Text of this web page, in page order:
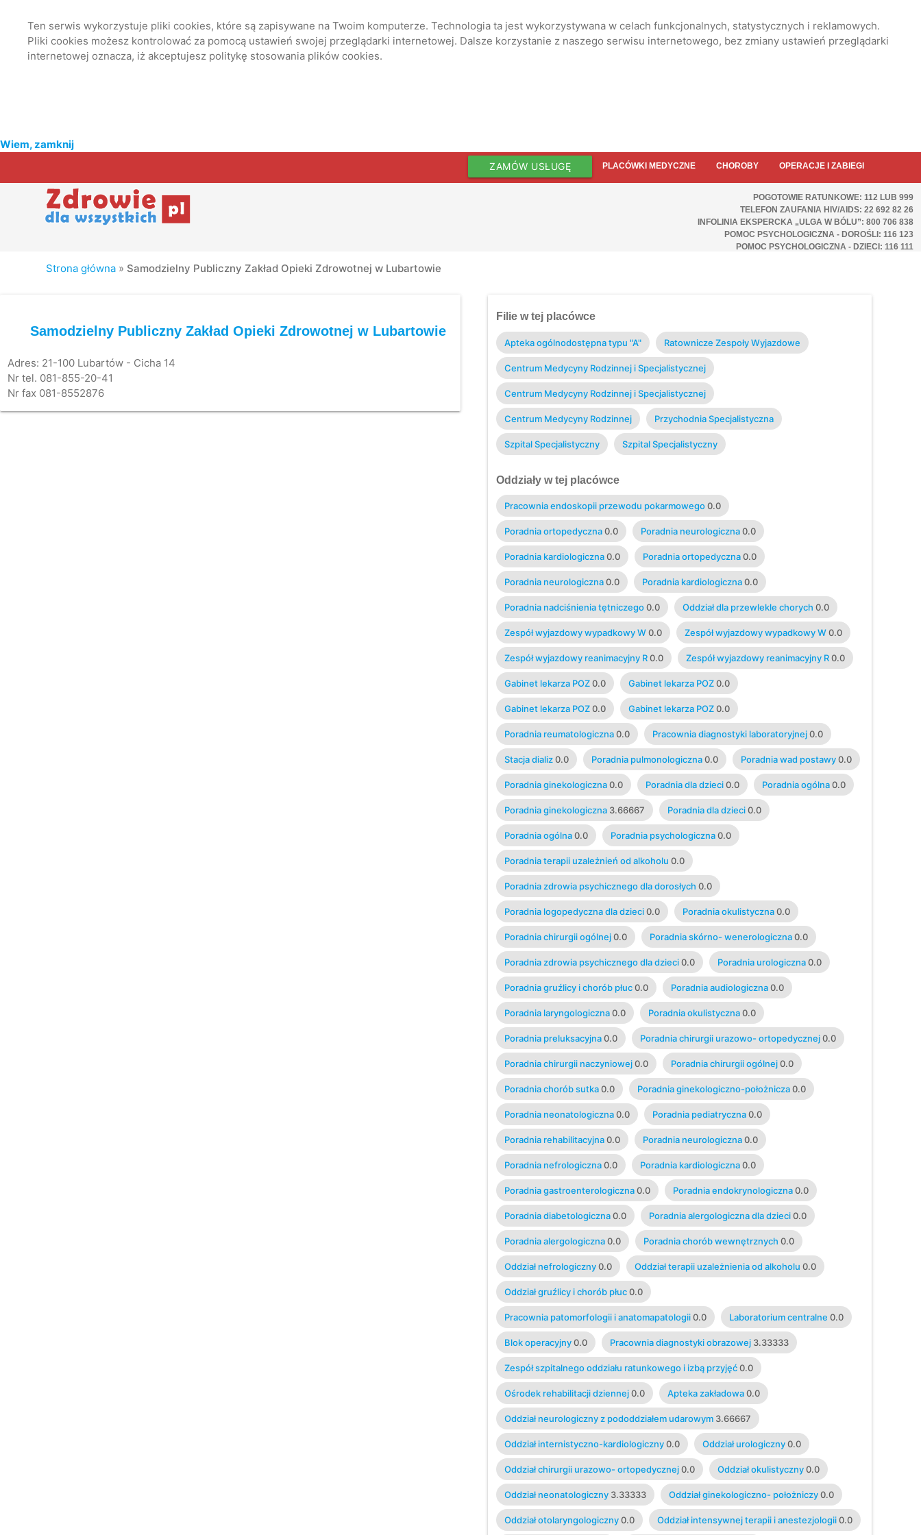
Ten serwis wykorzystuje pliki cookies, które są zapisywane na Twoim komputerze. Technologia ta jest wykorzystywana w celach funkcjonalnych, statystycznych i reklamowych.
Pliki cookies możesz kontrolować za pomocą ustawień swojej przeglądarki internetowej. Dalsze korzystanie z naszego serwisu internetowego, bez zmiany ustawień przeglądarki
internetowej oznacza, iż akceptujesz politykę stosowania plików cookies.
Wiem, zamknij
ZAMÓW USŁUGĘ PLACÓWKI MEDYCZNE CHOROBY OPERACJE I ZABIEGI
POGOTOWIE RATUNKOWE: 112 LUB 999
TELEFON ZAUFANIA HIV/AIDS: 22 692 82 26
INFOLINIA EKSPERCKA „ULGA W BÓLU”: 800 706 838
POMOC PSYCHOLOGICZNA - DOROŚLI: 116 123
POMOC PSYCHOLOGICZNA - DZIECI: 116 111
Strona główna » Samodzielny Publiczny Zakład Opieki Zdrowotnej w Lubartowie
Samodzielny Publiczny Zakład Opieki Zdrowotnej w Lubartowie
Adres: 21-100 Lubartów - Cicha 14
Nr tel. 081-855-20-41
Nr fax 081-8552876
Filie w tej placówce
Apteka ogólnodostępna typu "A" Ratownicze Zespoły Wyjazdowe
Centrum Medycyny Rodzinnej i Specjalistycznej
Centrum Medycyny Rodzinnej i Specjalistycznej
Centrum Medycyny Rodzinnej Przychodnia Specjalistyczna
Szpital Specjalistyczny Szpital Specjalistyczny
Oddziały w tej placówce
Pracownia endoskopii przewodu pokarmowego 0.0
Poradnia ortopedyczna 0.0 Poradnia neurologiczna 0.0
Poradnia kardiologiczna 0.0 Poradnia ortopedyczna 0.0
Poradnia neurologiczna 0.0 Poradnia kardiologiczna 0.0
Poradnia nadciśnienia tętniczego 0.0 Oddział dla przewlekle chorych 0.0
Zespół wyjazdowy wypadkowy W 0.0 Zespół wyjazdowy wypadkowy W 0.0
Zespół wyjazdowy reanimacyjny R 0.0 Zespół wyjazdowy reanimacyjny R 0.0
Gabinet lekarza POZ 0.0 Gabinet lekarza POZ 0.0
Gabinet lekarza POZ 0.0 Gabinet lekarza POZ 0.0
Poradnia reumatologiczna 0.0 Pracownia diagnostyki laboratoryjnej 0.0
Stacja dializ 0.0 Poradnia pulmonologiczna 0.0 Poradnia wad postawy 0.0
Poradnia ginekologiczna 0.0 Poradnia dla dzieci 0.0 Poradnia ogólna 0.0
Poradnia ginekologiczna 3.66667 Poradnia dla dzieci 0.0
Poradnia ogólna 0.0 Poradnia psychologiczna 0.0
Poradnia terapii uzależnień od alkoholu 0.0
Poradnia zdrowia psychicznego dla dorosłych 0.0
Poradnia logopedyczna dla dzieci 0.0 Poradnia okulistyczna 0.0
Poradnia chirurgii ogólnej 0.0 Poradnia skórno- wenerologiczna 0.0
Poradnia zdrowia psychicznego dla dzieci 0.0 Poradnia urologiczna 0.0
Poradnia gruźlicy i chorób płuc 0.0 Poradnia audiologiczna 0.0
Poradnia laryngologiczna 0.0 Poradnia okulistyczna 0.0
Poradnia preluksacyjna 0.0 Poradnia chirurgii urazowo- ortopedycznej 0.0
Poradnia chirurgii naczyniowej 0.0 Poradnia chirurgii ogólnej 0.0
Poradnia chorób sutka 0.0 Poradnia ginekologiczno-położnicza 0.0
Poradnia neonatologiczna 0.0 Poradnia pediatryczna 0.0
Poradnia rehabilitacyjna 0.0 Poradnia neurologiczna 0.0
Poradnia nefrologiczna 0.0 Poradnia kardiologiczna 0.0
Poradnia gastroenterologiczna 0.0 Poradnia endokrynologiczna 0.0
Poradnia diabetologiczna 0.0 Poradnia alergologiczna dla dzieci 0.0
Poradnia alergologiczna 0.0 Poradnia chorób wewnętrznych 0.0
Oddział nefrologiczny 0.0 Oddział terapii uzależnienia od alkoholu 0.0
Oddział gruźlicy i chorób płuc 0.0
Pracownia patomorfologii i anatomapatologii 0.0 Laboratorium centralne 0.0
Blok operacyjny 0.0 Pracownia diagnostyki obrazowej 3.33333
Zespół szpitalnego oddziału ratunkowego i izbą przyjęć 0.0
Ośrodek rehabilitacji dziennej 0.0 Apteka zakładowa 0.0
Oddział neurologiczny z pododdziałem udarowym 3.66667
Oddział internistyczno-kardiologiczny 0.0 Oddział urologiczny 0.0
Oddział chirurgii urazowo- ortopedycznej 0.0 Oddział okulistyczny 0.0
Oddział neonatologiczny 3.33333 Oddział ginekologiczno- położniczy 0.0
Oddział otolaryngologiczny 0.0 Oddział intensywnej terapii i anestezjologii 0.0